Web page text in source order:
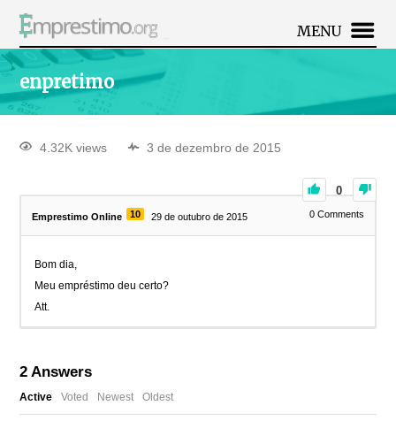
MENU
enpretimo
4.32K views 3 de dezembro de 2015
0
Emprestimo Online 10 29 de outubro de 2015 0Comments
Bom dia,
Meu empréstimo deu certo?
Att.
2 Answers
Active Voted Newest Oldest